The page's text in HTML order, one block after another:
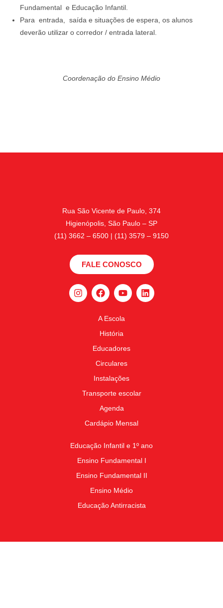
Fundamental e Educação Infantil.
Para entrada, saída e situações de espera, os alunos
deverão utilizar o corredor / entrada lateral.
Coordenação do Ensino Médio
Rua São Vicente de Paulo, 374
Higienópolis, São Paulo – SP
(11) 3662 – 6500 | (11) 3579 – 9150
FALE CONOSCO
A Escola
História
Educadores
Circulares
Instalações
Transporte escolar
Agenda
Cardápio Mensal
Educação Infantil e 1º ano
Ensino Fundamental I
Ensino Fundamental II
Ensino Médio
Educação Antirracista